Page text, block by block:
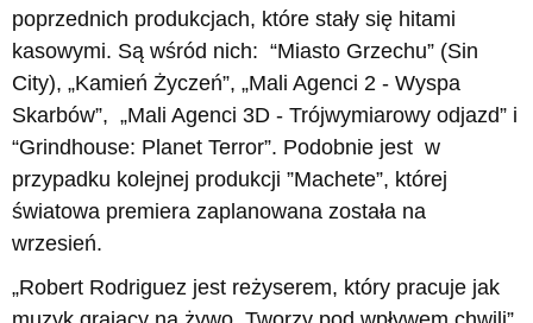
poprzednich produkcjach, które stały się hitami
kasowymi. Są wśród nich: “Miasto Grzechu” (Sin
City), „Kamień Życzeń”, „Mali Agenci 2 - Wyspa
Skarbów”, „Mali Agenci 3D - Trójwymiarowy odjazd” i
“Grindhouse: Planet Terror”. Podobnie jest w
przypadku kolejnej produkcji ”Machete”, której
światowa premiera zaplanowana została na
wrzesień.
„Robert Rodriguez jest reżyserem, który pracuje jak